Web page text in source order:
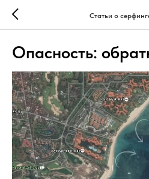
Статьи о
Опасность: